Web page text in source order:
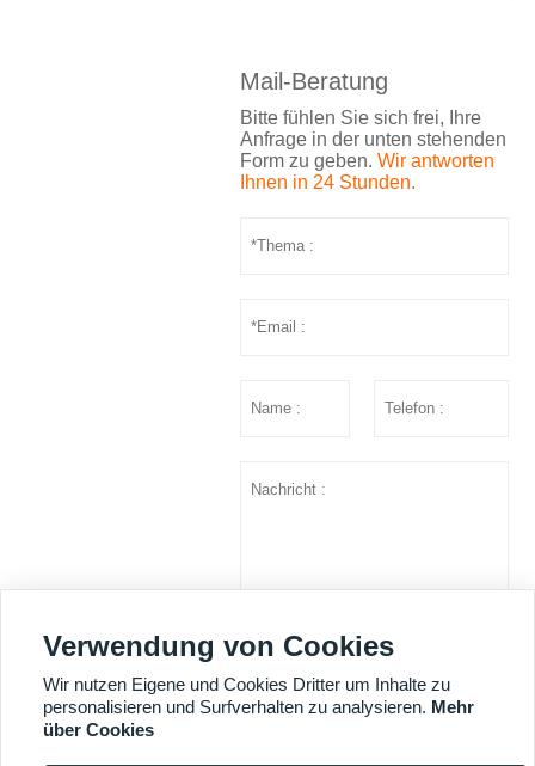
Mail-Beratung
Bitte fühlen Sie sich frei, Ihre
Anfrage in der unten stehenden
Form zu geben. Wir antworten
Ihnen in 24 Stunden.
Verwendung von Cookies
Wir nutzen Eigene und Cookies Dritter um Inhalte zu
personalisieren und Surfverhalten zu analysieren. Mehr
über Cookies